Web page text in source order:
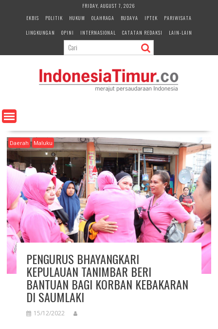
e
n
FRIDAY, AUGUST 7, 2026
EKBIS
POLITIK HUKUM OLAHRAGA BUDAYA IPTEK
PARIWISATA
LINGKUNGAN
OPINI INTERNASIONAL CATATAN REDAKSI LAIN-LAIN
Daerah Maluku
PENGURUS BHAYANGKARI
KEPULAUAN TANIMBAR BERI
BANTUAN BAGI KORBAN KEBAKARAN
DI SAUMLAKI
15/12/2022